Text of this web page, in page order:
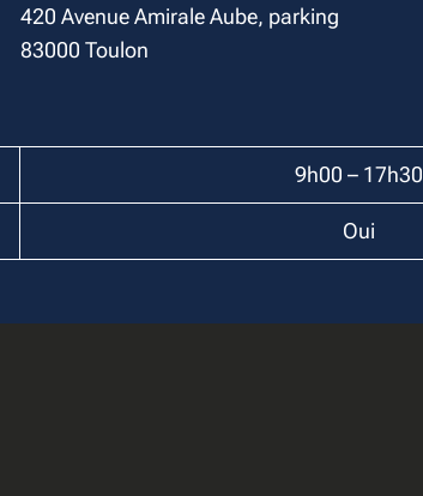
420 Avenue Amirale Aube, parking
83000 Toulon
9h00 – 17h30
Oui